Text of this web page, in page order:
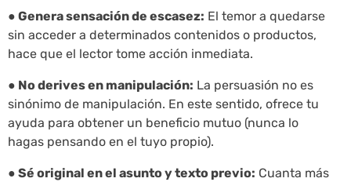
● Genera sensación de escasez: El temor a quedarse
sin acceder a determinados contenidos o productos,
hace que el lector tome acción inmediata.
● No derives en manipulación: La persuasión no es
sinónimo de manipulación. En este sentido, ofrece tu
ayuda para obtener un beneficio mutuo (nunca lo
hagas pensando en el tuyo propio).
● Sé original en el asunto y texto previo: Cuanta más